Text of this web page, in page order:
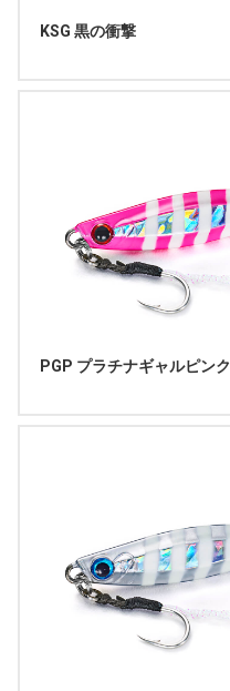
KSG 黒の衝撃
PGP プラチナギャルピンク